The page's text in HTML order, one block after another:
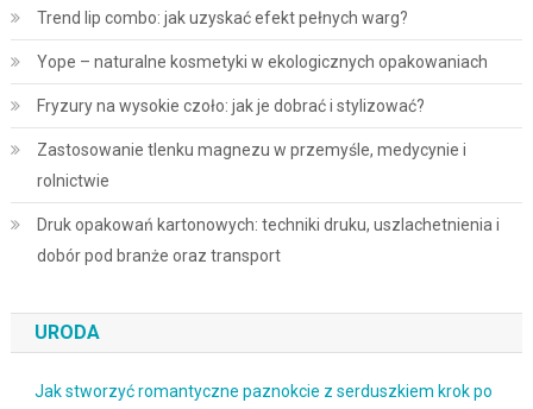
Trend lip combo: jak uzyskać efekt pełnych warg?
Yope – naturalne kosmetyki w ekologicznych opakowaniach
Fryzury na wysokie czoło: jak je dobrać i stylizować?
Zastosowanie tlenku magnezu w przemyśle, medycynie i
rolnictwie
Druk opakowań kartonowych: techniki druku, uszlachetnienia i
dobór pod branże oraz transport
URODA
Jak stworzyć romantyczne paznokcie z serduszkiem krok po